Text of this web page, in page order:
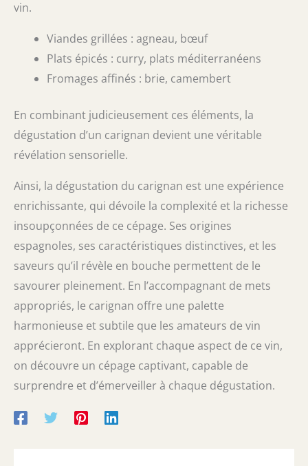
vin.
Viandes grillées : agneau, bœuf
Plats épicés : curry, plats méditerranéens
Fromages affinés : brie, camembert
En combinant judicieusement ces éléments, la
dégustation d’un carignan devient une véritable
révélation sensorielle.
Ainsi, la dégustation du carignan est une expérience
enrichissante, qui dévoile la complexité et la richesse
insoupçonnées de ce cépage. Ses origines
espagnoles, ses caractéristiques distinctives, et les
saveurs qu’il révèle en bouche permettent de le
savourer pleinement. En l’accompagnant de mets
appropriés, le carignan offre une palette
harmonieuse et subtile que les amateurs de vin
apprécieront. En explorant chaque aspect de ce vin,
on découvre un cépage captivant, capable de
surprendre et d’émerveiller à chaque dégustation.